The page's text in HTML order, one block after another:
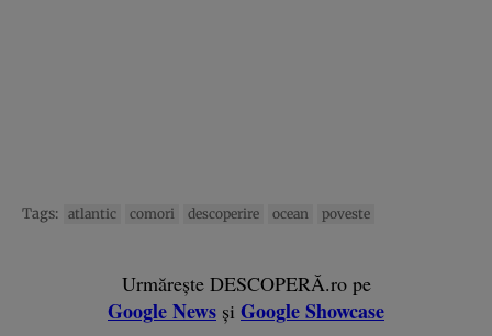
Tags: atlantic comori descoperire ocean poveste
Urmărește DESCOPERĂ.ro pe
Google News și Google Showcase